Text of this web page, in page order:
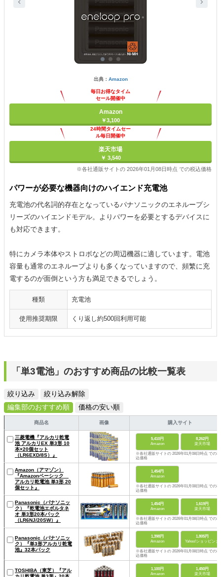
出典： Amazon
毎日お得なタイム
セール開催中
Amazon
￥3,100
24時間タイムセー
ル毎日開催中
楽天市場
￥ 3,540
※各社通販サイトの 2026年01月08日時点 での税込価格
パワーが必要な機器向けのハイエンド充電池
充電池の代名詞的存在となっているパナソニックのエネループシ
リーズのハイエンドモデル。よりパワーを必要とするデバイスに
も対応できます。
特にカメラ本体やストロボなどの周辺機器に適しています。電池
容量も通常のエネループよりも多くなっていますので、頻繁に充
電するのが面倒という方も満足できるでしょう。
種類 充電池
使用推奨期限 くり返し約500回利用可能
「単3電池」のおすすめ商品の比較一覧表
絞り込み
絞り込み解除
編集部のおすすめ順
価格の安い順
商品名 画像 購入サイト
三菱電機『アルカリ乾電
池 アルカリEX 単3形 10
本×20個セット
（LR6EXD/8S）』
5,410円
Amazon
8,262円
楽天市場
※各社通販サイトの 2026年01月08日時点 での税
込価格
Amazon（アマゾン）
『Amazonベーシック
アルカリ乾電池 単3形 20
個セット』
1,454円
Amazon
※各社通販サイトの 2026年01月08日時点 での税
込価格
Panasonic（パナソニッ
ク）『乾電池エボルタネ
オ 単3形20本パック
（LR6NJ/20SW）』
1,454円
Amazon
1,619円
楽天市場
※各社通販サイトの 2026年01月08日時点 での税
込価格
Panasonic（パナソニッ
ク）『単3形アルカリ乾電
池』32本パック
1,398円
Amazon
1,805円
Yahoo!ショッピング
※各社通販サイトの 2026年01月08日時点 での税
込価格
TOSHIBA（東芝）『アル
1,100円
Amazon
1,450円
楽天市場